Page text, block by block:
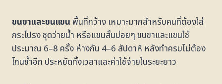
ขนขาและขนแขนพื้นที่กว้าง เหมาะมากสำหรับคนที่ต้องใส่
กระโปรง ชุดว่ายน้ำ หรือแขนสั้นบ่อยๆ ขนขาและแขนใช้
ประมาณ 6–8 ครั้ง ห่างกัน 4–6 สัปดาห์ หลังทำครบไม่ต้อง
โกนซ้ำอีก ประหยัดทั้งเวลาและค่าใช้จ่ายในระยะยาว